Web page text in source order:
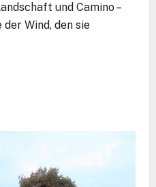
und Camino –
Wind, den sie